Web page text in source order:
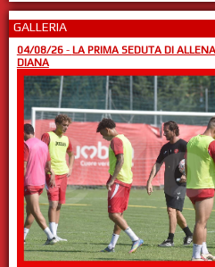
GALLERIA
04/08/26- LA PRIMA SEDUTA DI
DIANA